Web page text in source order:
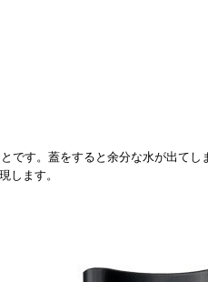
です。蓋をすると余分な水が出て
します。